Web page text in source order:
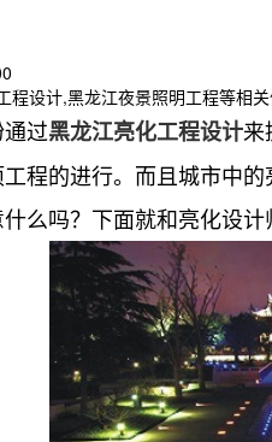
程设计,黑龙江夜景照明工程等相
过黑龙江亮化工程设计来
程的进行。而且城市中
么吗？下面就和亮化设计